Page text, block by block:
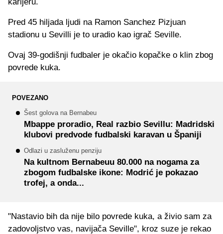
Pred 45 hiljada ljudi na Ramon Sanchez Pizjuan
stadionu u Sevilli je to uradio kao igrač Seville.
Ovaj 39-godišnji fudbaler je okačio kopačke o klin zbog
povrede kuka.
POVEZANO
Šest golova na Bernabeu
Mbappe proradio, Real razbio Sevillu: Madridski
klubovi predvode fudbalski karavan u Španiji
Odlazi u zasluženu penziju
Na kultnom Bernabeuu 80.000 na nogama za
zbogom fudbalske ikone: Modrić je pokazao
trofej, a onda...
"Nastavio bih da nije bilo povrede kuka, a živio sam za
zadovoljstvo vas, navijača Seville", kroz suze je rekao